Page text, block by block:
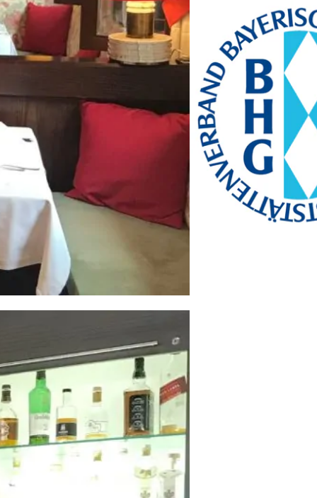
Bayern Tourist Gmbh
(BTG)
Prinz-Ludwig-Palais
Türkenstraße 7
80333 München
117
Fax: +49 89 28760-121
bayerischekueche@btg-
service.de
www.btg-service.de